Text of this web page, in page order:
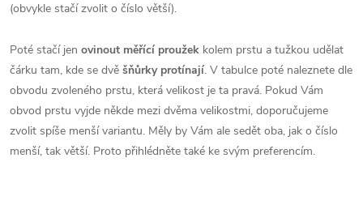
(obvykle stačí zvolit o číslo větší).
Poté stačí jen ovinout měřící proužek kolem prstu a tužkou udělat
čárku tam, kde se dvě šňůrky protínají. V tabulce poté naleznete dle
obvodu zvoleného prstu, která velikost je ta pravá. Pokud Vám
obvod prstu vyjde někde mezi dvěma velikostmi, doporučujeme
zvolit spíše menší variantu. Měly by Vám ale sedět oba, jak o číslo
menší, tak větší. Proto přihlédněte také ke svým preferencím.